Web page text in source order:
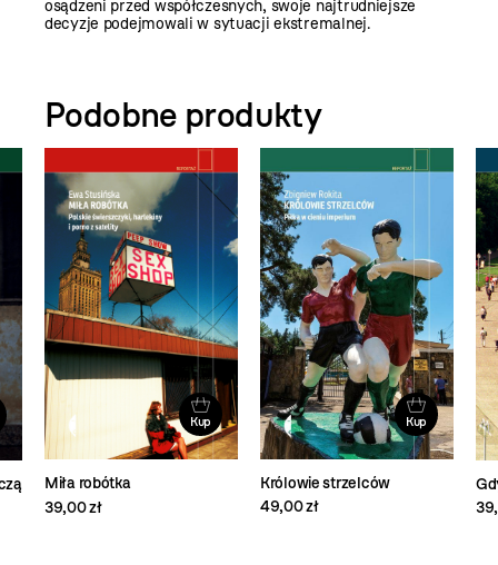
osądzeni przed współczesnych, swoje najtrudniejsze
decyzje podejmowali w sytuacji ekstremalnej.
Podobne produkty
Kup
Miła robótka
39,00 zł
Kup
Królowie strzelców
49,00 zł